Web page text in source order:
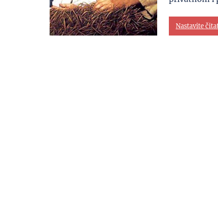
Nastavite